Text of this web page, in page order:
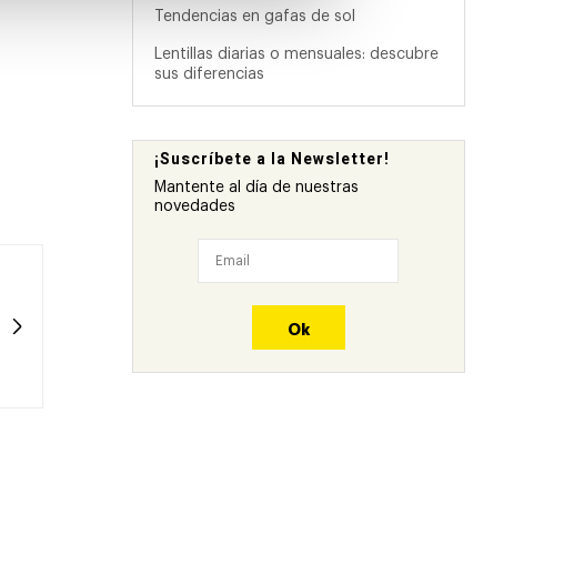
Tendencias en gafas de sol
Lentillas diarias o mensuales: descubre
sus diferencias
¡Suscríbete a la Newsletter!
Mantente al día de nuestras
novedades